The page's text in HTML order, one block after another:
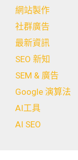
網站製作
社群廣告
最新資訊
SEO 新知
SEM & 廣告
Google 演算法
AI工具
AI SEO